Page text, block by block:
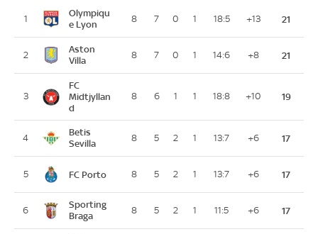
1
Olympiqu
e Lyon
8 7 0 1 18:5 +13 21
2
Aston
Villa
8 7 0 1 14:6 +8 21
3
FC
Midtjyllan
d
8 6 1 1 18:8 +10 19
4
Betis
Sevilla
8 5 2 1 13:7 +6 17
5 FC Porto 8 5 2 1 13:7 +6 17
6
Sporting
Braga
8 5 2 1 11:5 +6 17